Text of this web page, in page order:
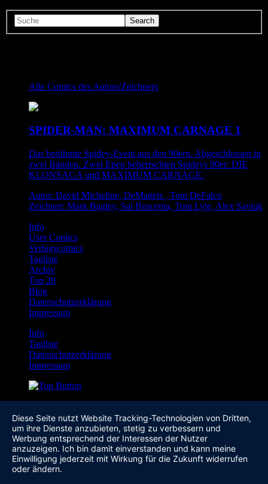
Alle Comics des Autors/Zeichners
SPIDER-MAN: MAXIMUM CARNAGE 1
Das berühmte Spidey-Event aus den 90ern. Abgeschlossen in
zwei Bänden. Zwei Epen beherrschten Spideys 90er: DIE
KLONSAGA und MAXIMUM CARNAGE.
Autor: David Micheline, DeMatteis , Tom DeFalco
Zeichner: Mark Bagley, Sal Buscema, Tom Lyle, Alex Saviuk
Info
User Comics
Verlagscomics
Tagliste
Archiv
Top 20
Blog
Datenschutzerklärung
Impressum
Info
Tagliste
Datenschutzerklärung
Impressum
Diese Seite nutzt Website Tracking-Technologien von Dritten,
um ihre Dienste anzubieten, stetig zu verbessern und
Werbung entsprechend der Interessen der Nutzer
anzuzeigen. Ich bin damit einverstanden und kann meine
Einwilligung jederzeit mit Wirkung für die Zukunft widerrufen
oder ändern.